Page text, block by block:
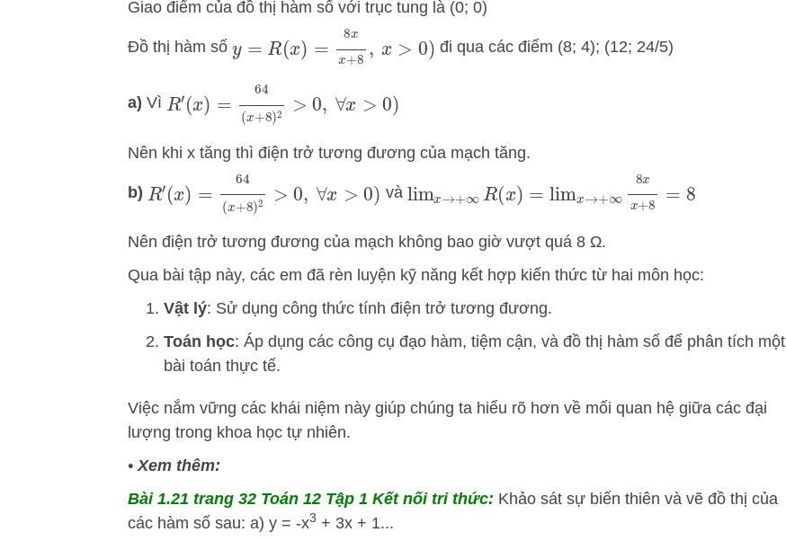
Giao điểm của đồ thị hàm số với trục tung là (0; 0)
Đồ thị hàm số (x) =8 +8, đi qua các điểm (8; 4); (12; 24/5)
a) Vì R′(x )= x+ 2> 0, ∀x 0
Nên khi x tăng thì điện trở tương đương của mạch tăng.
b) R′(x )= x+ 2 0, ∀ x 0 và lim ∞R( x) lim xx+ 8
Nên điện trở tương đương của mạch không bao giờ vượt quá 8 Ω.
Qua bài tập này, các em đã rèn luyện kỹ năng kết hợp kiến thức từ hai môn học:
Vật lý: Sử dụng công thức tính điện trở tương đương.
Toán học: Áp dụng các công cụ đạo hàm, tiệm cận, và đồ thị hàm số để phân tích một
bài toán thực tế.
Việc nắm vững các khái niệm này giúp chúng ta hiểu rõ hơn về mối quan hệ giữa các đại
lượng trong khoa học tự nhiên.
• Xem thêm:
Bài 1.21 trang 32 Toán 12 Tập 1 Kết nối tri thức: Khảo sát sự biến thiên và vẽ đồ thị của
các hàm số sau: a) y = -x3 + 3x + 1...